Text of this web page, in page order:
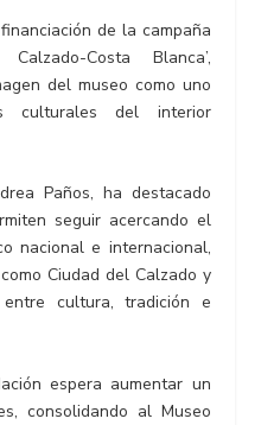
de la campaña
Costa Blanca’,
del museo como uno
culturales del interior
Paños, ha destacado
seguir acercando el
nacional e internacional,
Ciudad del Calzado y
cultura, tradición e
espera aumentar un
consolidando al Museo